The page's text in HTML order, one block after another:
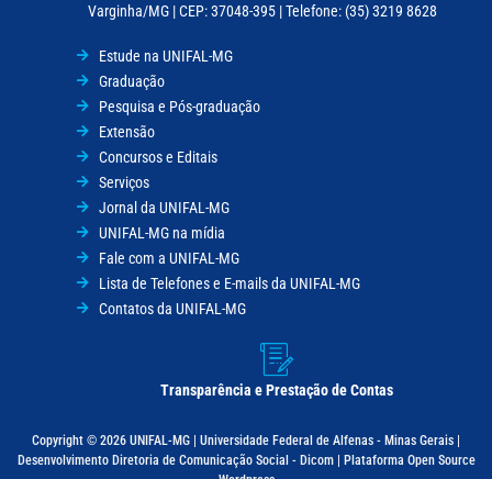
Varginha/MG | CEP: 37048-395 | Telefone: (35) 3219 8628
Estude na UNIFAL-MG
Graduação
Pesquisa e Pós-graduação
Extensão
Concursos e Editais
Serviços
Jornal da UNIFAL-MG
UNIFAL-MG na mídia
Fale com a UNIFAL-MG
Lista de Telefones e E-mails da UNIFAL-MG
Contatos da UNIFAL-MG
Transparência e Prestação de Contas
Copyright © 2026 UNIFAL-MG | Universidade Federal de Alfenas - Minas Gerais |
Desenvolvimento Diretoria de Comunicação Social - Dicom | Plataforma Open Source